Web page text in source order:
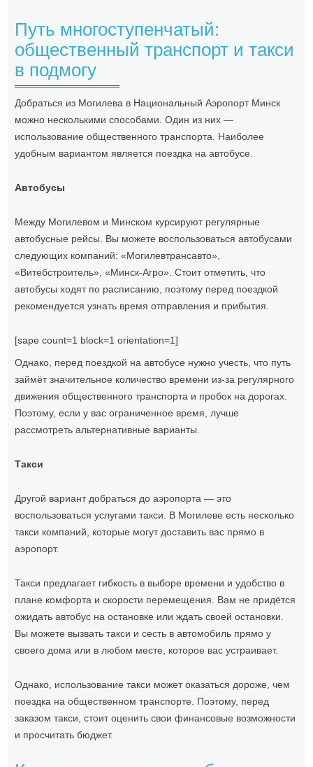
Путь многоступенчатый:
общественный транспорт и такси
в подмогу
Добраться из Могилева в Национальный Аэропорт Минск
можно несколькими способами. Один из них —
использование общественного транспорта. Наиболее
удобным вариантом является поездка на автобусе.
Автобусы
Между Могилевом и Минском курсируют регулярные
автобусные рейсы. Вы можете воспользоваться автобусами
следующих компаний: «Могилевтрансавто»,
«Витебстроитель», «Минск-Агро». Стоит отметить, что
автобусы ходят по расписанию, поэтому перед поездкой
рекомендуется узнать время отправления и прибытия.
[sape count=1 block=1 orientation=1]
Однако, перед поездкой на автобусе нужно учесть, что путь
займёт значительное количество времени из-за регулярного
движения общественного транспорта и пробок на дорогах.
Поэтому, если у вас ограниченное время, лучше
рассмотреть альтернативные варианты.
Такси
Другой вариант добраться до аэропорта — это
воспользоваться услугами такси. В Могилеве есть несколько
такси компаний, которые могут доставить вас прямо в
аэропорт.
Такси предлагает гибкость в выборе времени и удобство в
плане комфорта и скорости перемещения. Вам не придётся
ожидать автобус на остановке или ждать своей остановки.
Вы можете вызвать такси и сесть в автомобиль прямо у
своего дома или в любом месте, которое вас устраивает.
Однако, использование такси может оказаться дороже, чем
поездка на общественном транспорте. Поэтому, перед
заказом такси, стоит оценить свои финансовые возможности
и просчитать бюджет.